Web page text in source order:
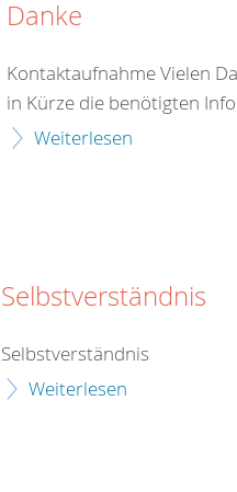
Danke
Kontaktaufnahme Vielen
in Kürze die benötigten
Weiterlesen
Selbstverständnis
Selbstverständnis
Weiterlesen